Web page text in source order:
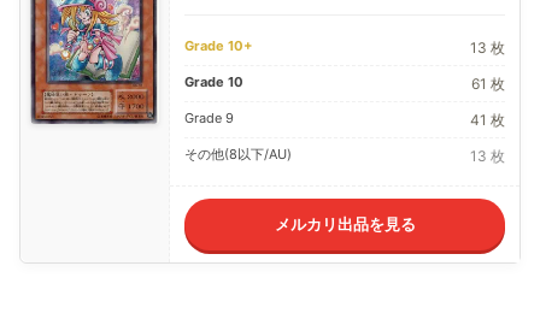
Grade 10+ 13 枚
Grade 10 61 枚
Grade 9 41 枚
その他(8以下/AU) 13 枚
メルカリ出品を見る